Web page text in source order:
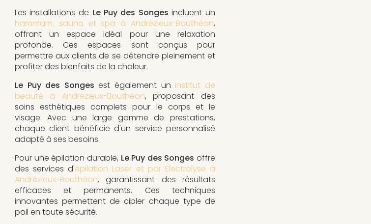
Les installations de Le Puy des Songes incluent un
hammam, sauna et spa à Andrézieux-Bouthéon,
offrant un espace idéal pour une relaxation
profonde. Ces espaces sont conçus pour
permettre aux clients de se détendre pleinement et
profiter des bienfaits de la chaleur.
Le Puy des Songes est également un institut de
beauté à Andrézieux-Bouthéon, proposant des
soins esthétiques complets pour le corps et le
visage. Avec une large gamme de prestations,
chaque client bénéficie d'un service personnalisé
adapté à ses besoins.
Pour une épilation durable, Le Puy des Songes offre
des services d'épilation Laser et par Electrolyse à
Andrézieux-Bouthéon, garantissant des résultats
efficaces et permanents. Ces techniques
innovantes permettent de cibler chaque type de
poil en toute sécurité.